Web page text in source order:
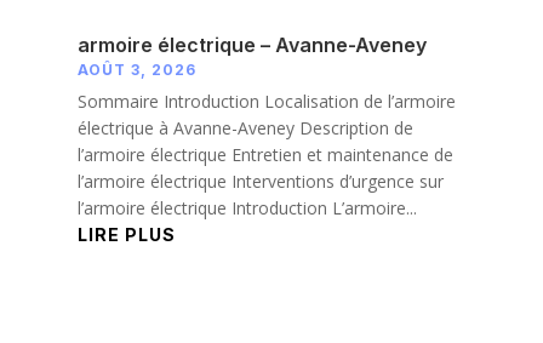
armoire électrique – Avanne-Aveney
AOÛT 3, 2026
Sommaire Introduction Localisation de l’armoire
électrique à Avanne-Aveney Description de
l’armoire électrique Entretien et maintenance de
l’armoire électrique Interventions d’urgence sur
l’armoire électrique Introduction L’armoire...
LIRE PLUS